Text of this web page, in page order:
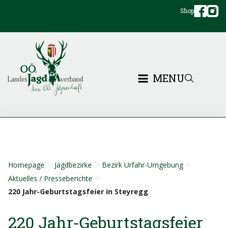
Shop
MENU
Homepage > Jagdbezirke > Bezirk Urfahr-Umgebung >
Aktuelles / Presseberichte >
220 Jahr-Geburtstagsfeier in Steyregg
220 Jahr-Geburtstagsfeier